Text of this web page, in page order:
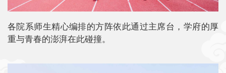
各院系师生精心编排的方阵依此通过主席台，学府的厚
重与青春的澎湃在此碰撞。